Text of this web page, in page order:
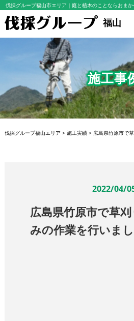
伐採グループ福山市エリア ｜庭と植木のことならおま
福山
施工事
伐採グループ福山エリア > 施工実績> 広島県竹原市で
2022/04/
広島県竹原市で草
みの作業を行いまし